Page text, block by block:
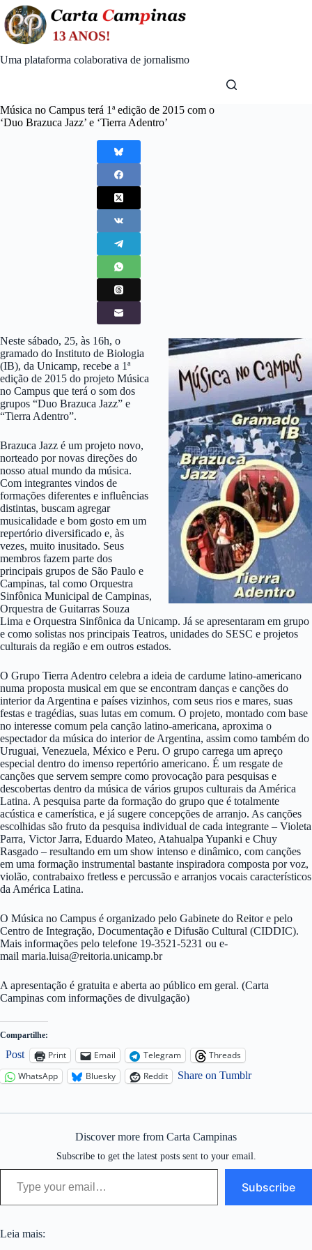
Skip
to
content
Uma plataforma colaborativa de jornalismo
Música no Campus terá 1ª edição de 2015 com o
‘Duo Brazuca Jazz’ e ‘Tierra Adentro’
Neste sábado, 25, às 16h, o
gramado do Instituto de Biologia
(IB), da Unicamp, recebe a 1ª
edição de 2015 do projeto Música
no Campus que terá o som dos
grupos “Duo Brazuca Jazz” e
“Tierra Adentro”.
Brazuca Jazz é um projeto novo,
norteado por novas direções do
nosso atual mundo da música.
Com integrantes vindos de
formações diferentes e influências
distintas, buscam agregar
musicalidade e bom gosto em um
repertório diversificado e, às
vezes, muito inusitado. Seus
membros fazem parte dos
principais grupos de São Paulo e
Campinas, tal como Orquestra
Sinfônica Municipal de Campinas,
Orquestra de Guitarras Souza
Lima e Orquestra Sinfônica da Unicamp. Já se apresentaram em grupo
e como solistas nos principais Teatros, unidades do SESC e projetos
culturais da região e em outros estados.
O Grupo Tierra Adentro celebra a ideia de cardume latino-americano
numa proposta musical em que se encontram danças e canções do
interior da Argentina e países vizinhos, com seus rios e mares, suas
festas e tragédias, suas lutas em comum. O projeto, montado com base
no interesse comum pela canção latino-americana, aproxima o
espectador da música do interior de Argentina, assim como também do
Uruguai, Venezuela, México e Peru. O grupo carrega um apreço
especial dentro do imenso repertório americano. É um resgate de
canções que servem sempre como provocação para pesquisas e
descobertas dentro da música de vários grupos culturais da América
Latina. A pesquisa parte da formação do grupo que é totalmente
acústica e camerística, e já sugere concepções de arranjo. As canções
escolhidas são fruto da pesquisa individual de cada integrante – Violeta
Parra, Victor Jarra, Eduardo Mateo, Atahualpa Yupanki e Chuy
Rasgado – resultando em um show intenso e dinâmico, com canções
em uma formação instrumental bastante inspiradora composta por voz,
violão, contrabaixo fretless e percussão e arranjos vocais característicos
da América Latina.
O Música no Campus é organizado pelo Gabinete do Reitor e pelo
Centro de Integração, Documentação e Difusão Cultural (CIDDIC).
Mais informações pelo telefone 19-3521-5231 ou e-
mail maria.luisa@reitoria.unicamp.br
A apresentação é gratuita e aberta ao público em geral. (Carta
Campinas com informações de divulgação)
Compartilhe:
Post Print Email Telegram
Threads
WhatsApp
Bluesky Reddit Share on Tumblr
Discover more from Carta Campinas
Subscribe to get the latest posts sent to your email.
Type your email…
Subscribe
Leia mais: